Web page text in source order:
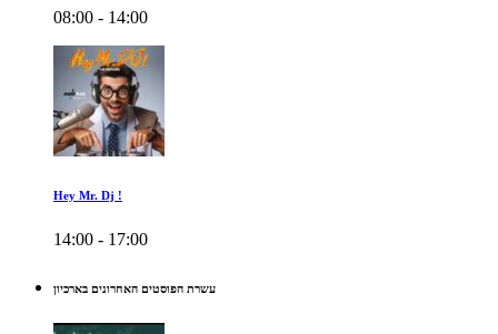
08:00 - 14:00
Hey Mr. Dj !
14:00 - 17:00
עשרת הפוסטים האחרונים בארכיון